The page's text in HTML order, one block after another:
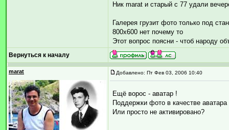
Ник marat и старый с 77 удали
Галерея грузит фото только под
800х600 нет почему то
Этот вопрос поясни - чтоб народу
Вернуться к началу
marat Добавлено: Пт Фев 03, 2006 10:40
Ещё ворос - аватар !
Поддержки фото в качестве аватара
Или просто не активировано?